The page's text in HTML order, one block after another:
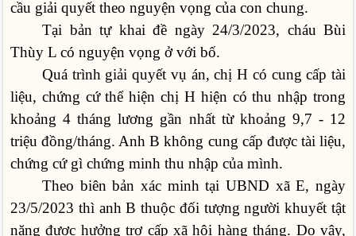
cầu giải quyết theo nguyện vọng của con chung.
Tại bản tự khai đề ngày 24/3/2023, cháu Bùi
Thùy L có nguyện vọng ở với bố.
Quá trình giải quyết vụ án, chị H có cung cấp tài
liệu, chứng cứ thể hiện chị H hiện có thu nhập trong
khoảng 4 tháng lương gần nhất từ khoảng 9,7 - 12
triệu đồng/tháng. Anh B không cung cấp được tài liệu,
chứng cứ gì chứng minh thu nhập của mình.
Theo biên bản xác minh tại UBND xã E, ngày
23/5/2023 thì anh B thuộc đối tượng người khuyết tật
nặng được hưởng trợ cấp xã hội hàng tháng. Do vậy,